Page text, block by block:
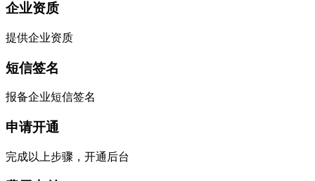
企业资质
提供企业资质
短信签名
报备企业短信签名
申请开通
完成以上步骤，开通后台